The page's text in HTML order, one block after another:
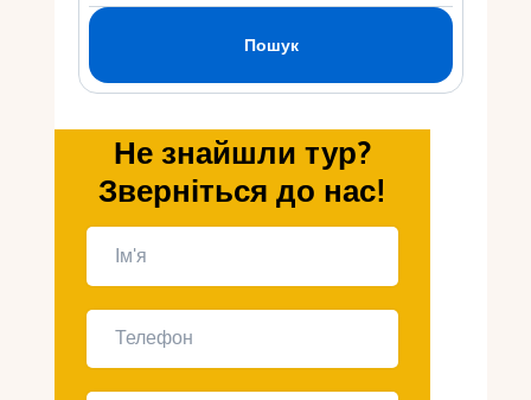
Не знайшли тур?
Зверніться до нас!